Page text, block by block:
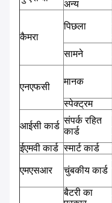
अन्य
कैमरा
पिछला
सामने
एनएफसी
मानक
स्पेक्ट्रम
आईसी कार्ड
संपर्क रहित
कार्ड
ईएमवी कार्ड स्मार्ट कार्ड
एमएसआर चुंबकीय कार्ड
बैटरी का